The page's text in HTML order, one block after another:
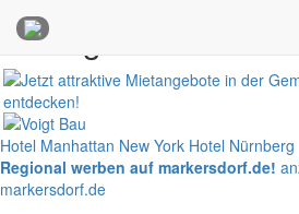
Anzeigen
Hotel Manhattan New York Hotel Nürnberg
Regional werben auf markersdorf.de!
markersdorf.de